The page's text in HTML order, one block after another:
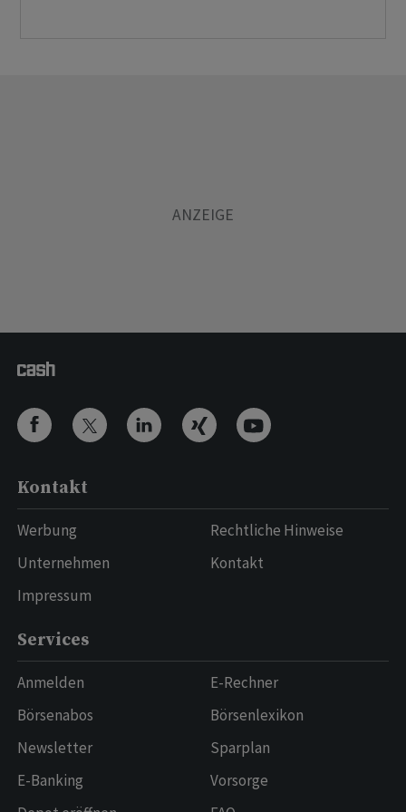
Kontakt
Werbung
Unternehmen
Impressum
Rechtliche Hinweise
Kontakt
Services
Anmelden
Börsenabos
Newsletter
E-Banking
E-Rechner
Börsenlexikon
Sparplan
Vorsorge